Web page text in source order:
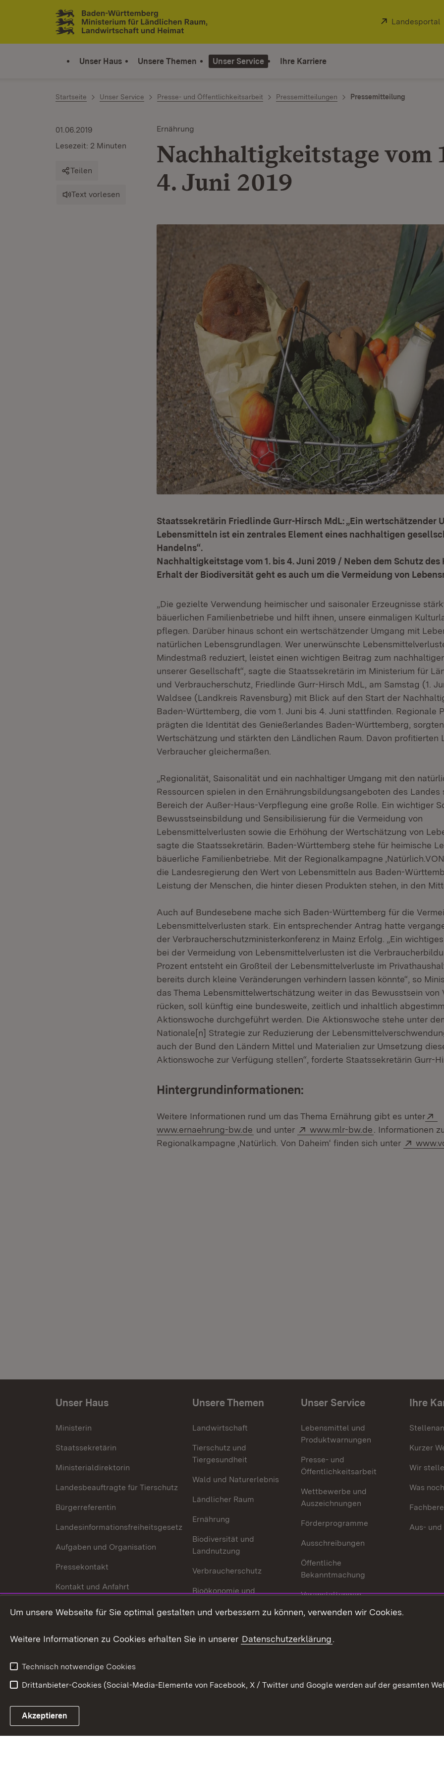
Zum Inhalt springen
Link zur Startseite
Extern:
Landesportal
Unser Haus Unsere Themen Unser Service Ihre Karriere
Startseite Unser Service Presse- und Öffentlichkeitsarbeit Pressemitteilungen Pressemitteilung
Ernährung
Nachhaltigkeitstage vom
4. Juni 2019
01.06.2019
Lesezeit: 2 Minuten
Teilen
Text vorlesen
Staatssekretärin Friedlinde Gurr-Hirsch MdL: „Ein wertschätzender
Lebensmitteln ist ein zentrales Element eines nachhaltigen
Handelns“.
Nachhaltigkeitstage vom 1. bis 4. Juni 2019 / Neben dem Schutz des
Erhalt der Biodiversität geht es auch um die Vermeidung von
„Die gezielte Verwendung heimischer und saisonaler Erzeugnisse
bäuerlichen Familienbetriebe und hilft ihnen, unsere einmaligen
pflegen. Darüber hinaus schont ein wertschätzender Umgang mit
natürlichen Lebensgrundlagen. Wer unerwünschte
Mindestmaß reduziert, leistet einen wichtigen Beitrag zum
unserer Gesellschaft“, sagte die Staatssekretärin im Ministerium für
und Verbraucherschutz, Friedlinde Gurr-Hirsch MdL, am Samstag (1.
Waldsee (Landkreis Ravensburg) mit Blick auf den Start der
Baden-Württemberg, die vom 1. Juni bis 4. Juni stattfinden. Regionale
prägten die Identität des Genießerlandes Baden-Württemberg,
Wertschätzung und stärkten den Ländlichen Raum. Davon profitierten
Verbraucher gleichermaßen.
„Regionalität, Saisonalität und ein nachhaltiger Umgang mit den
Ressourcen spielen in den Ernährungsbildungsangeboten des Landes
Bereich der Außer-Haus-Verpflegung eine große Rolle. Ein wichtiger
Bewusstseinsbildung und Sensibilisierung für die Vermeidung von
Lebensmittelverlusten sowie die Erhöhung der Wertschätzung von
sagte die Staatssekretärin. Baden-Württemberg stehe für heimische
bäuerliche Familienbetriebe. Mit der Regionalkampagne
die Landesregierung den Wert von Lebensmitteln aus Baden-
Leistung der Menschen, die hinter diesen Produkten stehen, in den
Auch auf Bundesebene mache sich Baden-Württemberg für die
Lebensmittelverlusten stark. Ein entsprechender Antrag hatte
der Verbraucherschutzministerkonferenz in Mainz Erfolg. „Ein
bei der Vermeidung von Lebensmittelverlusten ist die
Prozent entsteht ein Großteil der Lebensmittelverluste im
bereits durch kleine Veränderungen verhindern lassen könnte“, so
das Thema Lebensmittelwertschätzung weiter in das Bewusstsein von
rücken, soll künftig eine bundesweite, zeitlich und inhaltlich
Aktionswoche durchgeführt werden. Die Aktionswoche stehe unter
Nationale[n] Strategie zur Reduzierung der
auch der Bund den Ländern Mittel und Materialien zur Umsetzung
Aktionswoche zur Verfügung stellen“, forderte Staatssekretärin Gurr-
Hintergrundinformationen:
Weitere Informationen rund um das Thema Ernährung gibt es unter
www.ernaehrung-bw.de (Öffnet in neuem Fenster)
und unter Extern:
www.mlr-bw.de (Öffnet in neuem
. Informationen
Regionalkampagne ‚Natürlich. Von Daheim‘ finden sich unter
Extern:
Unser Haus
Ministerin
Staatssekretärin
Ministerialdirektorin
Landesbeauftragte für Tierschutz
Bürgerreferentin
Landesinformationsfreiheitsgesetz
Aufgaben und Organisation
Pressekontakt
Kontakt und Anfahrt
Unsere Themen
Landwirtschaft
Tierschutz und
Tiergesundheit
Wald und Naturerlebnis
Ländlicher Raum
Ernährung
Biodiversität und
Landnutzung
Verbraucherschutz
Bioökonomie und
Unser Service
Lebensmittel und
Produktwarnungen
Presse- und
Öffentlichkeitsarbeit
Wettbewerbe und
Auszeichnungen
Förderprogramme
Ausschreibungen
Öffentliche
Bekanntmachung
Veranstaltungen
Mediathek
Publikationen
Ihre
Kurzer
Wir
Was
Aus-
Link zum Landesportal
Um unsere Webseite für Sie optimal gestalten und verbessern zu können, verwenden wir Cookies.
Weitere Informationen zu Cookies erhalten Sie in unserer Datenschutzerklärung.
Technisch notwendige Cookies
Drittanbieter-Cookies (Social-Media-Elemente von Facebook, X / Twitter und Google werden auf der gesamten
Akzeptieren